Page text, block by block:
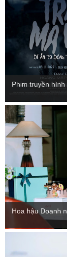
Phim truyền hình
Hoa hậu Doanh